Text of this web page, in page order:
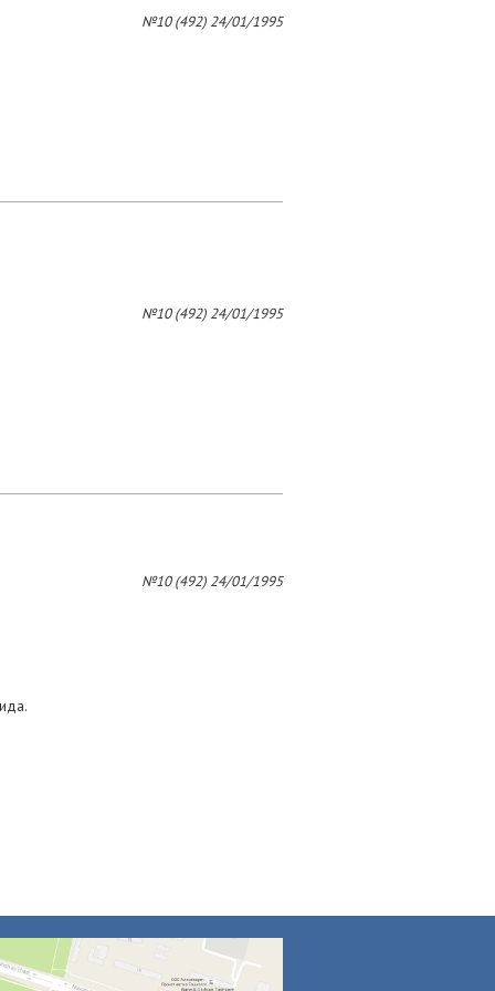
4
№10 (492) 24/01/1995
№10 (492) 24/01/1995
№10 (492) 24/01/1995